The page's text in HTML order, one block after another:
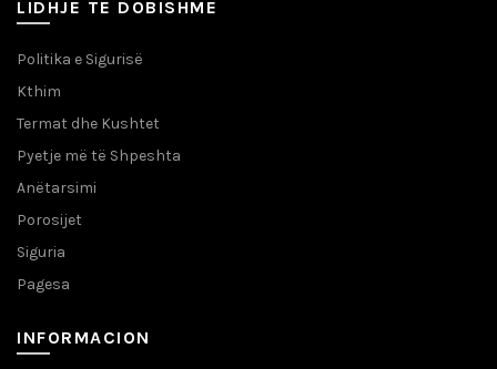
LIDHJE TË DOBISHME
Politika e Sigurisë
Kthim
Termat dhe Kushtet
Pyetje më të Shpeshta
Anëtarsimi
Porosijet
Siguria
Pagesa
INFORMACION